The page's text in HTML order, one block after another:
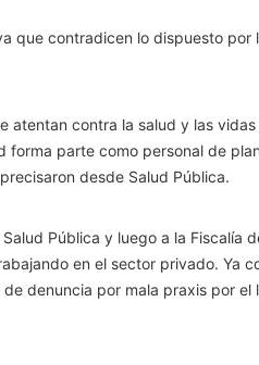
que contradicen lo dispuesto por
atentan contra la salud y las
parte como personal de
desde Salud Pública.
Pública y luego a la Fiscalía
en el sector privado. Ya
denuncia por mala praxis por el